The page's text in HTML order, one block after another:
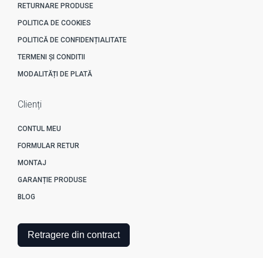
RETURNARE PRODUSE
POLITICA DE COOKIES
POLITICĂ DE CONFIDENȚIALITATE
TERMENI ȘI CONDITII
MODALITĂȚI DE PLATĂ
Clienți
CONTUL MEU
FORMULAR RETUR
MONTAJ
GARANȚIE PRODUSE
BLOG
Retragere din contract